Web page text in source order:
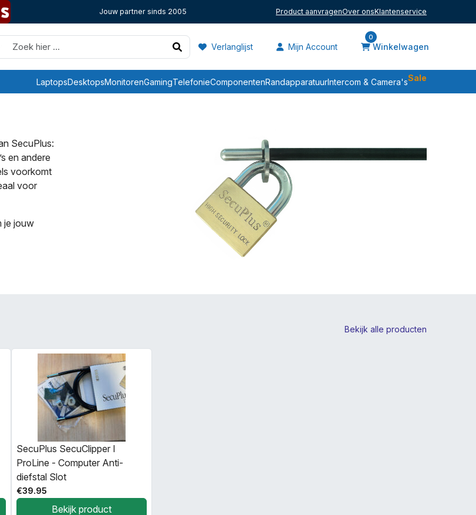
Jouw partner sinds 2005 Product aanvragenOver onsKlantenservice
Verlanglijst Mijn Account
0
Winkelwagen
LaptopsDesktopsMonitorenGamingTelefonieComponentenRandapparatuurIntercom & Camera'sSale
SecuPlus:
en andere
voorkomt
voor
je jouw
Bekijk alle producten
SecuPlus SecuClipper I
ProLine - Computer Anti-
diefstal Slot
€39.95
Bekijk product